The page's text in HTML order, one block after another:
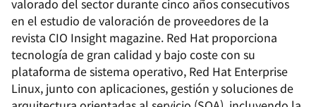
valorado del sector durante cinco años consecutivos
en el estudio de valoración de proveedores de la
revista CIO Insight magazine. Red Hat proporciona
tecnología de gran calidad y bajo coste con su
plataforma de sistema operativo, Red Hat Enterprise
Linux, junto con aplicaciones, gestión y soluciones de